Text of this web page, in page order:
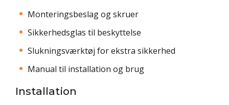
Monteringsbeslag og skruer
Sikkerhedsglas til beskyttelse
Slukningsværktøj for ekstra sikkerhed
Manual til installation og brug
Installation